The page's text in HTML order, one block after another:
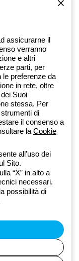
all’interno
soluzioni di
in semplicità,
dei loro
R.I. Bologna e C.F.
BO-319364 - Cap.
assicurarne il
verranno
e altri
parti, per
le preferenze da
in rete, oltre
Suoi
stessa. Per
di
il consenso a
la Cookie
all’uso dei
Sito.
“X” in alto a
necessari.
possibilità di